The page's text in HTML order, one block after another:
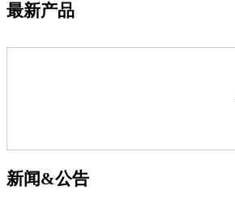
炔
钛
最新产品
新闻&公告